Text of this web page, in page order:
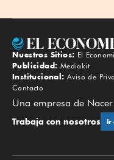
Nuestros Sitios: El
Publicidad: Mediakit
Institucional: Aviso de
Contacto
Una empresa de
Trabaja con nosotros Ir